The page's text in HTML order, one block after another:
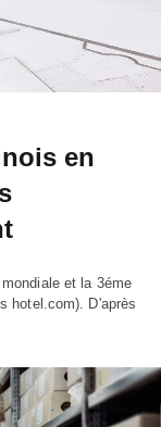
en
et la 3éme
hotel.com). D'après